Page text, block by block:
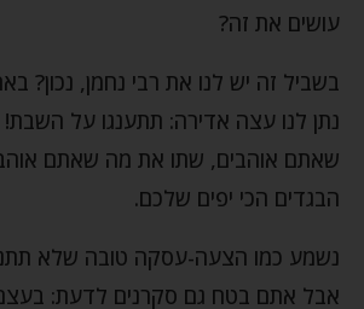
עושים את זה?
בשביל זה יש לנו את רבי נחמן, נכון?
נתן לנו עצה אדירה: תתענגו על
שאתם אוהבים, שתו את מה שאתם
הבגדים הכי יפים שלכם.
נשמע כמו הצעה-עסקה טובה שלא
אבל אתם בטח גם סקרנים לדעת: